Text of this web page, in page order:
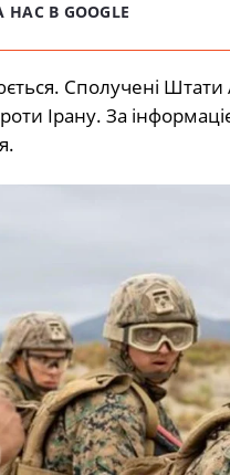
В GOOGLE
Сполучені
Ірану. За